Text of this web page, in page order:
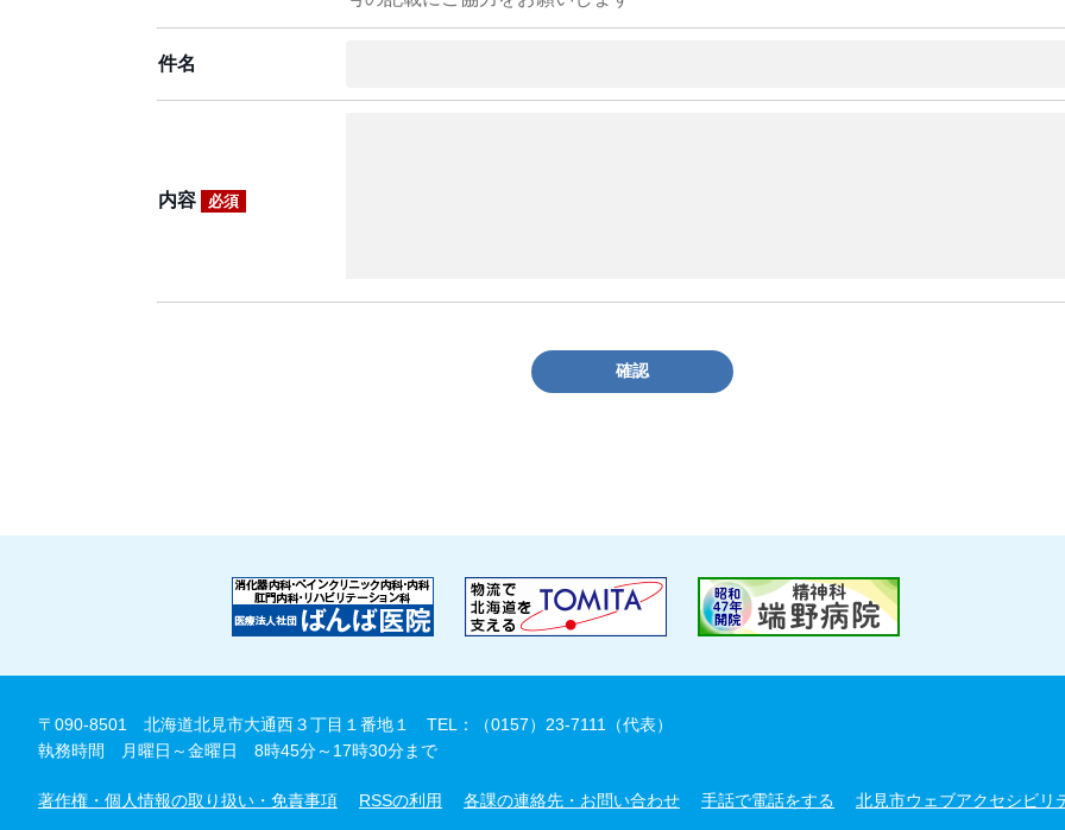
件名
内容 必須
確認
〒090-8501 北海道北見市大通西３丁目１番地１
TEL：（0157）23-7111（代表）
執務時間 月曜日～金曜日 8時45分～17時30分まで
著作権・個人情報の取り扱い・免責事項 RSSの利用 各課の連絡先・お問い合わせ 手話で電話をする 北見市ウェブアクセシビリ